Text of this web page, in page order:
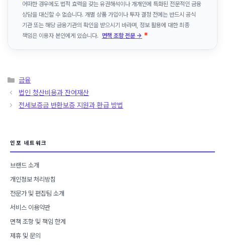
어떠한 경우에도 법적 효력을 갖는 유권해석이나 개개인에 특화된 전문적인 금융
상담을 대신할 수 없습니다. 개별 상품 가입이나 투자 결정 전에는 반드시 공식
기관 또는 해당 금융기관의 확인을 받으시기 바라며, 정보 활용에 대한 최종
책임은 이용자 본인에게 있습니다. 면책 조항 전문 →
카
테
고
리
금융
법인 청산비용과 잔여재산
전세보증금 반환보증 지원과 환급 방법
인포 네트워크
브랜드 소개
개인정보 처리방침
전문가 및 편집팀 소개
서비스 이용약관
면책 조항 및 책임 한계
제휴 및 문의